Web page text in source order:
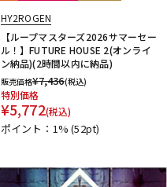
HY2ROGEN
【ループマスターズ2026サマーセー
ル！】FUTURE HOUSE 2(オンライ
ン納品)(2時間以内に納品)
販売価格¥7,436(税込)
特別価格
¥5,772(税込)
ポイント：1%(52pt)